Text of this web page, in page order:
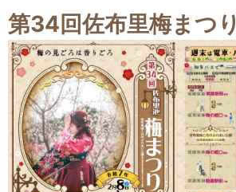
第34回佐布里梅まつり